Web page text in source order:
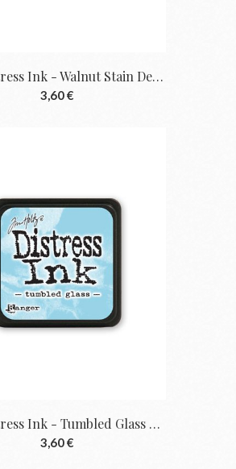
Mini Distress Ink - Walnut Stain De Tim...
3,60 €
Mini Distress Ink - Tumbled Glass De Tim...
3,60 €